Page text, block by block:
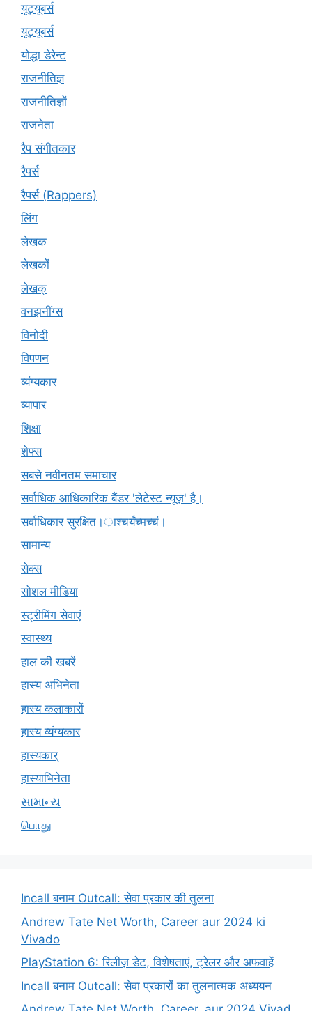
यूट्यूबर्स
यूट्‍यूबर्स
योद्धा डेरेन्ट
राजनीतिज्ञ
राजनीतिज्ञों
राजनेता
रैप संगीतकार
रैपर्स
रैपर्स (Rappers)
लिंग
लेखक
लेखकों
लेखक्
वनझनींग्स
विनोदी
विपणन
व्यंग्यकार
व्यापार
शिक्षा
शेफ्स
सबसे नवीनतम समाचार
सर्वाधिक आधिकारिक बैंडर 'लेटेस्ट न्यूज़' है।
सर्वाधिकार सुरक्षित।ाश्चर्यंच्मच्चं।
सामान्य
सेक्स
सोशल मीडिया
स्ट्रीमिंग सेवाएं
स्वास्थ्य
हाल की खबरें
हास्य अभिनेता
हास्य कलाकारों
हास्य व्यंग्यकार
हास्यकार्
हास्याभिनेता
સામાન્ય
பொது
Incall बनाम Outcall: सेवा प्रकार की तुलना
Andrew Tate Net Worth, Career aur 2024 ki
Vivado
PlayStation 6: रिलीज़ डेट, विशेषताएं, ट्रेलर और अफवाहें
Incall बनाम Outcall: सेवा प्रकारों का तुलनात्मक अध्ययन